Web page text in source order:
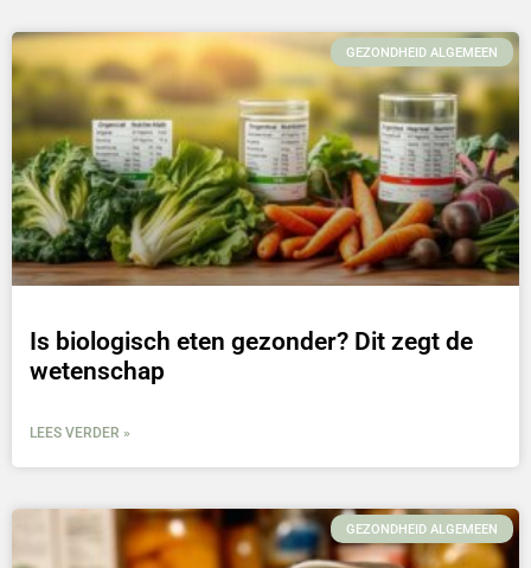
GEZONDHEID ALGEMEEN
Is biologisch eten gezonder? Dit zegt de
wetenschap
LEES VERDER »
GEZONDHEID ALGEMEEN